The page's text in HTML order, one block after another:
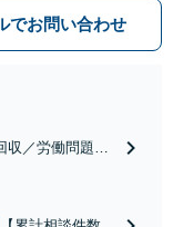
本人が一貫してスピ
応いたします。 ◆累計
でお問い合わせ
収／労働問題／
ル・会社内のト